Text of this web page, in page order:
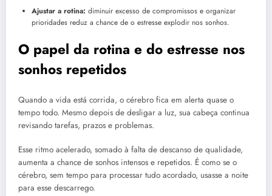
Ajustar a rotina: diminuir excesso de compromissos e organizar
prioridades reduz a chance de o estresse explodir nos sonhos.
O papel da rotina e do estresse nos
sonhos repetidos
Quando a vida está corrida, o cérebro fica em alerta quase o
tempo todo. Mesmo depois de desligar a luz, sua cabeça continua
revisando tarefas, prazos e problemas.
Esse ritmo acelerado, somado à falta de descanso de qualidade,
aumenta a chance de sonhos intensos e repetidos. É como se o
cérebro, sem tempo para processar tudo acordado, usasse a noite
para esse descarrego.